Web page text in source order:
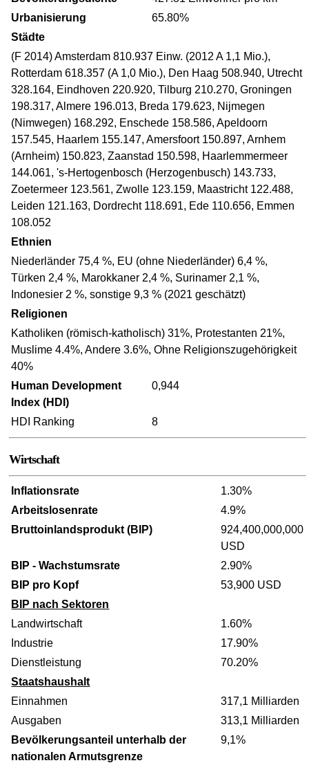
Urbanisierung
65.80%
Städte
(F 2014) Amsterdam 810.937 Einw. (2012 A 1,1 Mio.),
Rotterdam 618.357 (A 1,0 Mio.), Den Haag 508.940, Utrecht
328.164, Eindhoven 220.920, Tilburg 210.270, Groningen
198.317, Almere 196.013, Breda 179.623, Nijmegen
(Nimwegen) 168.292, Enschede 158.586, Apeldoorn
157.545, Haarlem 155.147, Amersfoort 150.897, Arnhem
(Arnheim) 150.823, Zaanstad 150.598, Haarlemmermeer
144.061, 's-Hertogenbosch (Herzogenbusch) 143.733,
Zoetermeer 123.561, Zwolle 123.159, Maastricht 122.488,
Leiden 121.163, Dordrecht 118.691, Ede 110.656, Emmen
108.052
Ethnien
Niederländer 75,4 %, EU (ohne Niederländer) 6,4 %,
Türken 2,4 %, Marokkaner 2,4 %, Surinamer 2,1 %,
Indonesier 2 %, sonstige 9,3 % (2021 geschätzt)
Religionen
Katholiken (römisch-katholisch) 31%, Protestanten 21%,
Muslime 4.4%, Andere 3.6%, Ohne Religionszugehörigkeit
40%
Human Development
Index (HDI)
0,944
HDI Ranking 8
Wirtschaft
Inflationsrate
1.30%
Arbeitslosenrate
4.9%
Bruttoinlandsprodukt (BIP)
924,400,000,000
USD
BIP - Wachstumsrate
2.90%
BIP pro Kopf
53,900 USD
BIP nach Sektoren
Landwirtschaft
1.60%
Industrie
17.90%
Dienstleistung
70.20%
Staatshaushalt
Einnahmen
317,1 Milliarden
Ausgaben
313,1 Milliarden
Bevölkerungsanteil unterhalb der
nationalen Armutsgrenze
9,1%